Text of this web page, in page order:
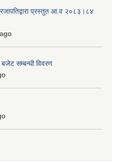
प्रस्तुत आ.व‍ २०८३।८४
ago
सम्बन्धी विवरण